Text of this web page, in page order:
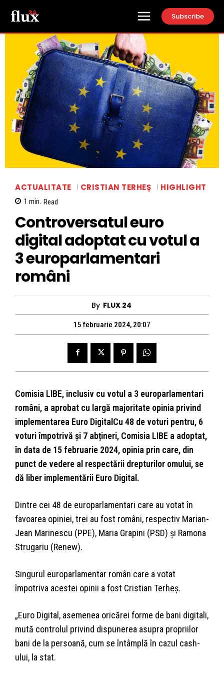
Subscribe
ACTUALITATE CRISTIAN TERHEȘ HIGHLIGHT
1 min. Read
Controversatul euro
digital adoptat cu votul a
3 europarlamentari
români
By FLUX 24
15 februarie 2024, 20:07
Comisia LIBE, inclusiv cu votul a 3 europarlamentari
români, a aprobat cu largă majoritate opinia privind
implementarea Euro DigitalCu 48 de voturi pentru, 6
voturi împotrivă și 7 abțineri, Comisia LIBE a adoptat,
în data de 15 februarie 2024, opinia prin care, din
punct de vedere al respectării drepturilor omului, se
dă liber implementării Euro Digital.
Dintre cei 48 de europarlamentari care au votat în
favoarea opiniei, trei au fost români, respectiv Marian-
Jean Marinescu (PPE), Maria Grapini (PSD) și Ramona
Strugariu (Renew).
Singurul europarlamentar român care a votat
împotriva acestei opinii a fost Cristian Terheș.
„Euro Digital, asemenea oricărei forme de bani digitali,
mută controlul privind dispunerea asupra propriilor
bani de la persoană, cum se întâmplă în cazul cash-
ului, la stat.